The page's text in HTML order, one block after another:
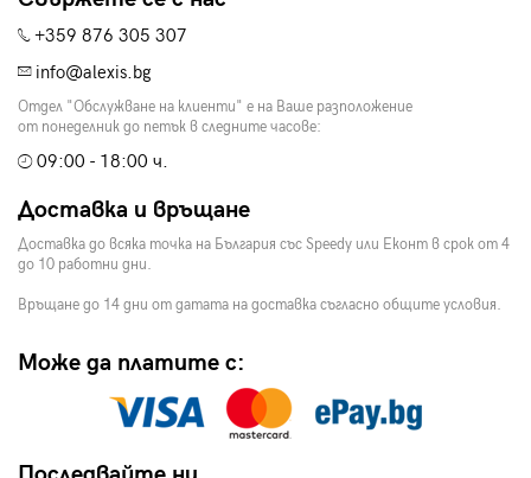
+359 876 305 307
info@alexis.bg
Отдел "Обслужване на клиенти" е на Ваше разположение
от понеделник до петък в следните часове:
09:00 - 18:00 ч.
Доставка и връщане
Доставка до всяка точка на България със Speedy или Еконт в срок от 4
до 10 работни дни.
Връщане до 14 дни от датата на доставка съгласно общите условия.
Може да платите с: